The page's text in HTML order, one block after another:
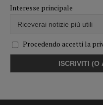
Interesse principale
Procedendo accetti la